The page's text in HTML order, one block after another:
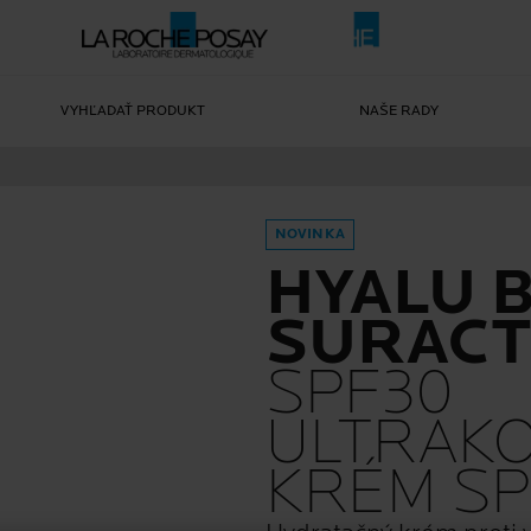
VYHĽADAŤ PRODUKT NAŠE RADY
NOVINKA
HYALU
SPF30
KRÉM